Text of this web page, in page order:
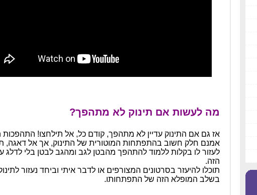
מה לעשות אם תינוק לא מתהפך?
אז גם אם התינוק עדיין לא מתהפך, קודם כל, אל תילחצו! התהפכות
אמנם חלק חשוב בהתפתחות המוטורית של התינוק, אך אל דאגה,
לעזור לו בקלות ללמוד להתהפך מהבטן לגב ומהגב לבטן בלי לדלג
הזה.
תוכלו להיעזר בסרטונים המצורפים או לדבר איתי וביחד נעזור
בשלב המופלא הזה של התפתחותו.